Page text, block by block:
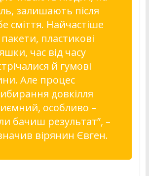
залишають після
сміття. Найчастіше
пластикові
час від часу
й гумові
Але процес
довкілля
особливо –
бачиш результат”, –
вірянин Євген.